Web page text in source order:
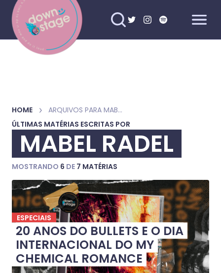
HOME
ARQUIVOS PARA MABEL RADEL
ÚLTIMAS MATÉRIAS ESCRITAS POR
MABEL RADEL
MOSTRANDO 6 DE 7 MATÉRIAS
ESPECIAIS
20 ANOS DO BULLETS E O DIA
INTERNACIONAL DO MY
CHEMICAL ROMANCE